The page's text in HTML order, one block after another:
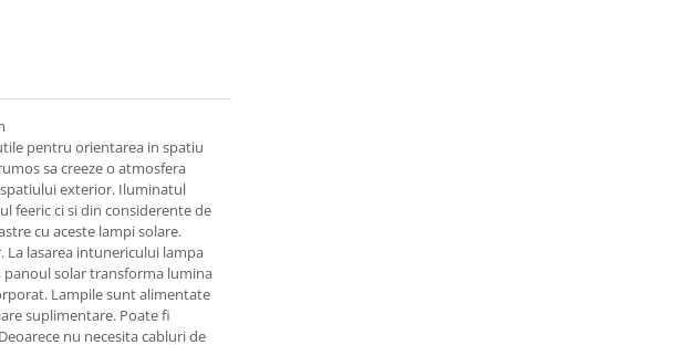
pentru orientarea in spatiu
sa creeze o atmosfera
exterior. Iluminatul
feeric ci si din considerente de
cu aceste lampi solare.
La lasarea intunericului lampa
panoul solar transforma lumina
Lampile sunt alimentate
suplimentare. Poate fi
nu necesita cabluri de